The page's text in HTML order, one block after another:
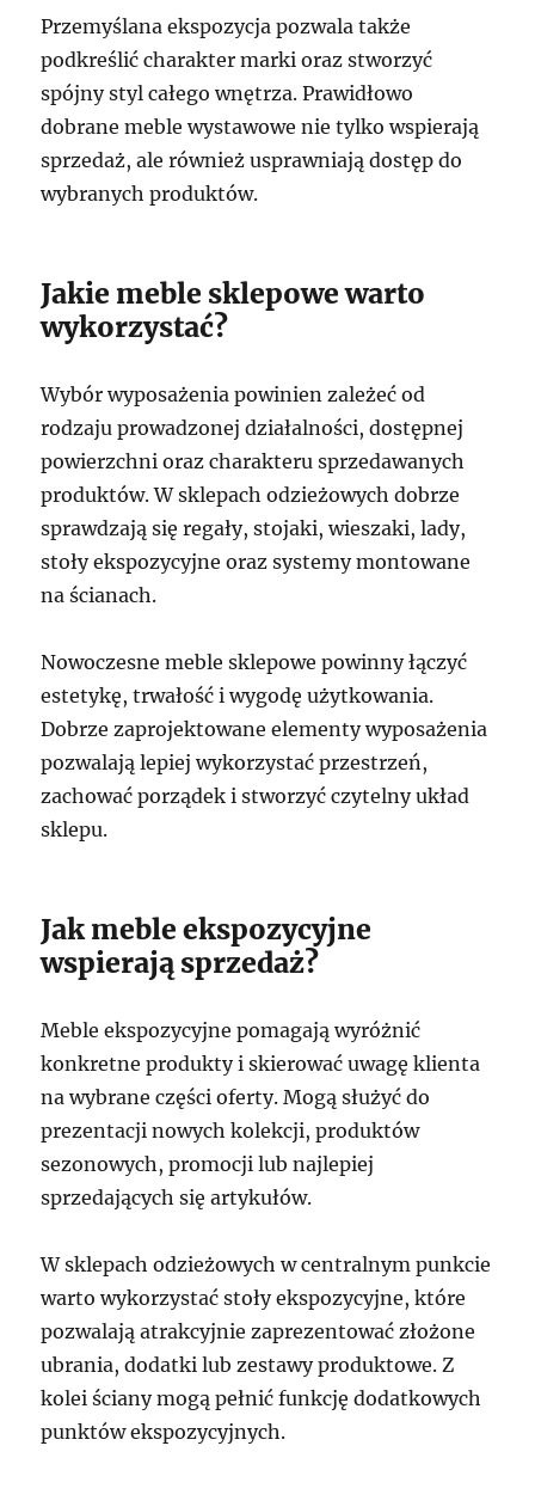
Przemyślana ekspozycja pozwala także
podkreślić charakter marki oraz stworzyć
spójny styl całego wnętrza. Prawidłowo
dobrane meble wystawowe nie tylko wspierają
sprzedaż, ale również usprawniają dostęp do
wybranych produktów.
Jakie meble sklepowe warto
wykorzystać?
Wybór wyposażenia powinien zależeć od
rodzaju prowadzonej działalności, dostępnej
powierzchni oraz charakteru sprzedawanych
produktów. W sklepach odzieżowych dobrze
sprawdzają się regały, stojaki, wieszaki, lady,
stoły ekspozycyjne oraz systemy montowane
na ścianach.
Nowoczesne meble sklepowe powinny łączyć
estetykę, trwałość i wygodę użytkowania.
Dobrze zaprojektowane elementy wyposażenia
pozwalają lepiej wykorzystać przestrzeń,
zachować porządek i stworzyć czytelny układ
sklepu.
Jak meble ekspozycyjne
wspierają sprzedaż?
Meble ekspozycyjne pomagają wyróżnić
konkretne produkty i skierować uwagę klienta
na wybrane części oferty. Mogą służyć do
prezentacji nowych kolekcji, produktów
sezonowych, promocji lub najlepiej
sprzedających się artykułów.
W sklepach odzieżowych w centralnym punkcie
warto wykorzystać stoły ekspozycyjne, które
pozwalają atrakcyjnie zaprezentować złożone
ubrania, dodatki lub zestawy produktowe. Z
kolei ściany mogą pełnić funkcję dodatkowych
punktów ekspozycyjnych.